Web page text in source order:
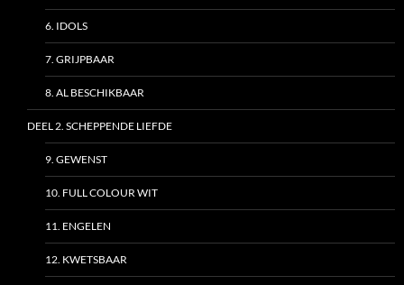
6. IDOLS
7. GRIJPBAAR
8. AL BESCHIKBAAR
DEEL 2. SCHEPPENDE LIEFDE
9. GEWENST
10. FULL COLOUR WIT
11. ENGELEN
12. KWETSBAAR